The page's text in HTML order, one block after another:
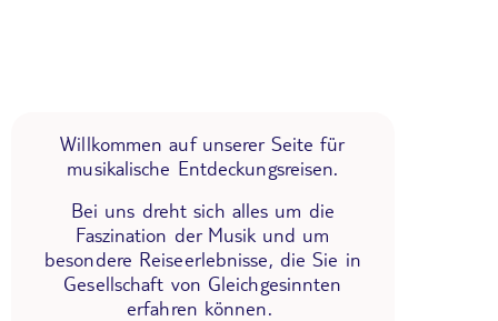
Willkommen auf unserer Seite für
musikalische Entdeckungsreisen.
Bei uns dreht sich alles um die
Faszination der Musik und um
besondere Reiseerlebnisse, die Sie in
Gesellschaft von Gleichgesinnten
erfahren können.